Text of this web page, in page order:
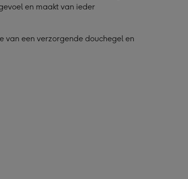
en maakt van ieder
van een verzorgende douchegel en